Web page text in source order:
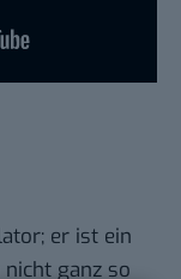
er ist ein
ganz so